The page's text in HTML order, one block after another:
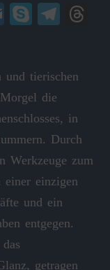
O
ok
.c
o
m
S
Te
a
und tierischen
die
in
Durch
Werkzeuge zum
einer einzigen
und ein
entgegen.
getragen